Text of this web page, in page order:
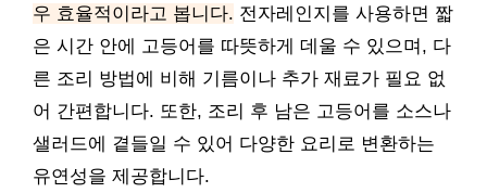
우 효율적이라고 봅니다. 전자레인지를 사용하면 짧
은 시간 안에 고등어를 따뜻하게 데울 수 있으며, 다
른 조리 방법에 비해 기름이나 추가 재료가 필요 없
어 간편합니다. 또한, 조리 후 남은 고등어를 소스나
샐러드에 곁들일 수 있어 다양한 요리로 변환하는
유연성을 제공합니다.